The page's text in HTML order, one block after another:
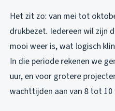
Het zit zo: van mei tot
drukbezet. Iedereen wil zijn
mooi weer is, wat logisch
In die periode rekenen we
uur, en voor grotere
wachttijden aan van 8 tot 10